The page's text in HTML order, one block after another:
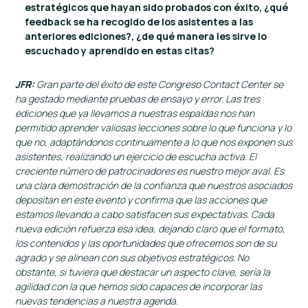
estratégicos que hayan sido probados con éxito, ¿qué
feedback se ha recogido de los asistentes a las
anteriores ediciones?, ¿de qué manera les sirve lo
escuchado y aprendido en estas citas?
JFR:Gran parte del éxito de este Congreso Contact Center se
ha gestado mediante pruebas de ensayo y error. Las tres
ediciones que ya llevamos a nuestras espaldas nos han
permitido aprender valiosas lecciones sobre lo que funciona y lo
que no, adaptándonos continuamente a lo que nos exponen sus
asistentes, realizando un ejercicio de escucha activa. El
creciente número de patrocinadores es nuestro mejor aval. Es
una clara demostración de la confianza que nuestros asociados
depositan en este evento y confirma que las acciones que
estamos llevando a cabo satisfacen sus expectativas. Cada
nueva edición refuerza esa idea, dejando claro que el formato,
los contenidos y las oportunidades que ofrecemos son de su
agrado y se alinean con sus objetivos estratégicos. No
obstante, si tuviera que destacar un aspecto clave, sería la
agilidad con la que hemos sido capaces de incorporar las
nuevas tendencias a nuestra agenda.